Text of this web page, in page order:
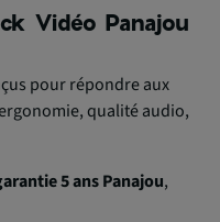
Vidéo Panajou
pour répondre aux
qualité audio,
5 ans Panajou,